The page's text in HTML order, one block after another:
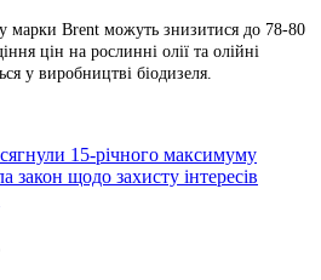
марки Brent можуть знизитися до 78-80
цін на рослинні олії та олійні
у виробництві біодизеля.
15-річного максимуму
щодо захисту інтересів